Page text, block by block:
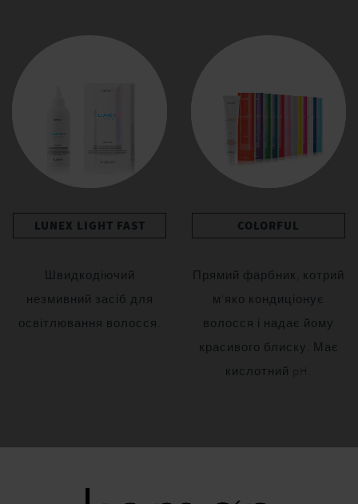
LUNEX LIGHT FAST
Швидкодіючий
незмивний засіб для
освітлювання волосся.
COLORFUL
Прямий фарбник, котрий
м'яко кондиціонує
волосся і надає йому
красивого блиску. Має
кислотний pH.